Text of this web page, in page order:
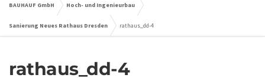
BAUHAUF GmbH Hoch- und Ingenieurbau
Sanierung Neues Rathaus Dresden rathaus_dd-4
rathaus_dd-4